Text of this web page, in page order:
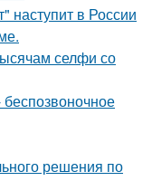
в России
селфи со
решения по